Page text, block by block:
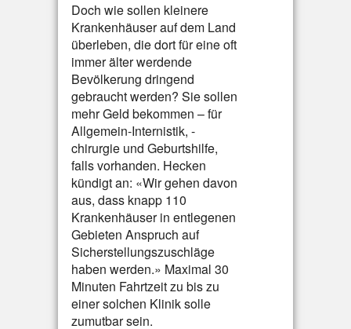
Doch wie sollen kleinere
Krankenhäuser auf dem Land
überleben, die dort für eine oft
immer älter werdende
Bevölkerung dringend
gebraucht werden? Sie sollen
mehr Geld bekommen – für
Allgemein-Internistik, -
chirurgie und Geburtshilfe,
falls vorhanden. Hecken
kündigt an: «Wir gehen davon
aus, dass knapp 110
Krankenhäuser in entlegenen
Gebieten Anspruch auf
Sicherstellungszuschläge
haben werden.» Maximal 30
Minuten Fahrtzeit zu bis zu
einer solchen Klinik solle
zumutbar sein.